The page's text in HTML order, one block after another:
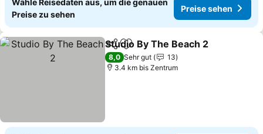
Wähle Reisedaten aus, um die genauen
Preise zu sehen
Preise sehen
TeilenZu Favoriten hinzufügen
Studio By The Beach 2
8,0 Sehr gut
13
3.4 km bis Zentrum